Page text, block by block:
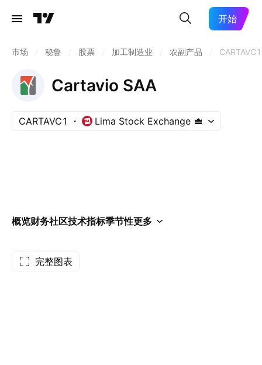
开始
市场 秘鲁 股票 加工制造业 农副产品 CARTAVC1
Cartavio SAA
CARTAVC1 Lima Stock Exchange
概览财务社区技术指标季节性更多
完整图表